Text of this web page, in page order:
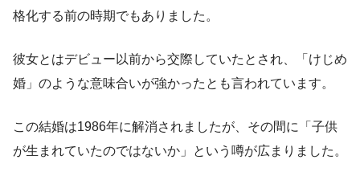
格化する前の時期でもありました。
彼女とはデビュー以前から交際していたとされ、「けじめ
婚」のような意味合いが強かったとも言われています。
この結婚は1986年に解消されましたが、その間に「子供
が生まれていたのではないか」という噂が広まりました。